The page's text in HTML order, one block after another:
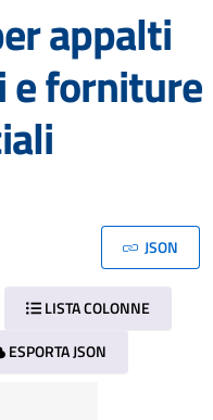
appalti
e forniture
JSON
LISTA COLONNE
ESPORTA JSON